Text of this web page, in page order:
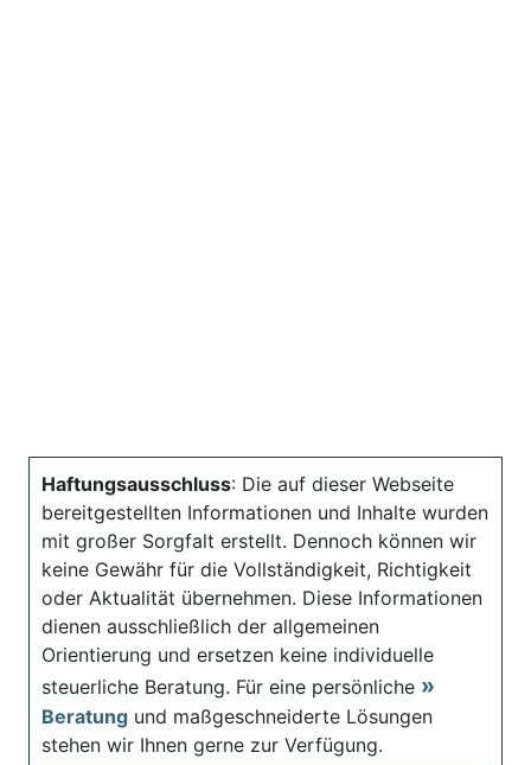
Haftungsausschluss: Die auf dieser Webseite
bereitgestellten Informationen und Inhalte wurden
mit großer Sorgfalt erstellt. Dennoch können wir
keine Gewähr für die Vollständigkeit, Richtigkeit
oder Aktualität übernehmen. Diese Informationen
dienen ausschließlich der allgemeinen
Orientierung und ersetzen keine individuelle
steuerliche Beratung. Für eine persönliche
Beratung und maßgeschneiderte Lösungen
stehen wir Ihnen gerne zur Verfügung.